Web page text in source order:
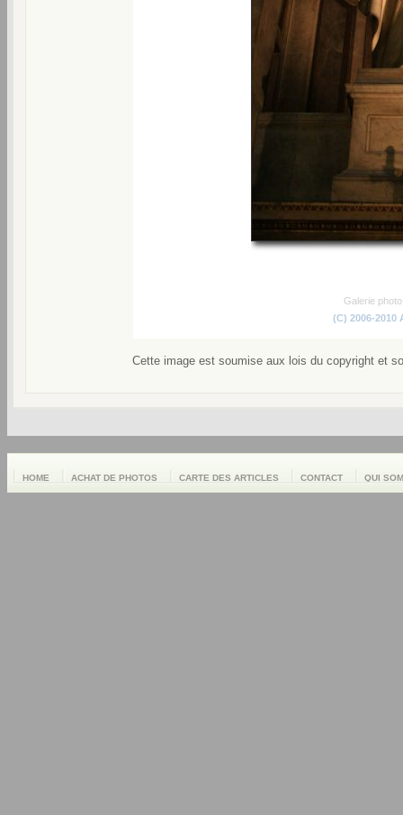
Galerie
(C) 2006-2010
Cette image est soumise aux lois du copyright et
HOME ACHAT DE PHOTOS CARTE DES ARTICLES CONTACT QUI